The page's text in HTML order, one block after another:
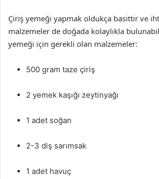
Çiriş yemeği yapmak oldukça basittir ve
malzemeler de doğada kolaylıkla
yemeği için gerekli olan malzemeler:
500 gram taze çiriş
2 yemek kaşığı zeytinyağı
1 adet soğan
2-3 diş sarımsak
1 adet havuç